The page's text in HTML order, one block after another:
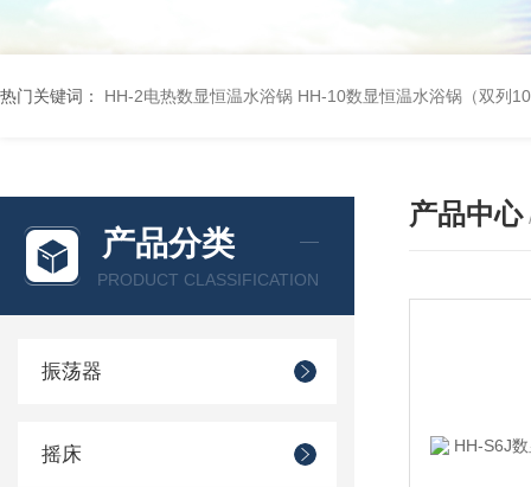
热门关键词： HH-2电热数显恒温水浴锅 HH-10数显恒温水浴锅（双列
产品分类
PRODUCT CLASSIFICATION
振荡器
摇床
产品中心